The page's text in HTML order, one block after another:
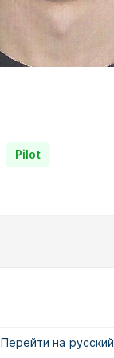
Pilot
Перейти на русский